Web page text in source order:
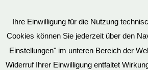
Impressum
Ihre Einwilligung für die Nutzung
Cookies können Sie jederzeit über den
Einstellungen" im unteren Bereich der
Widerruf Ihrer Einwilligung entfaltet